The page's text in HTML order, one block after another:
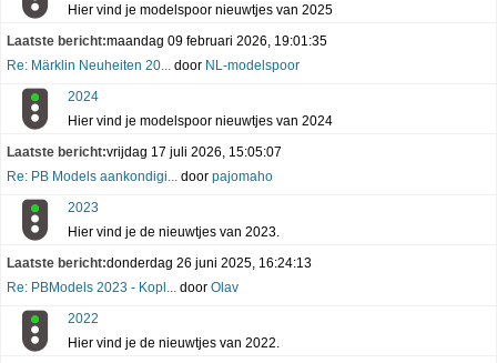
Hier vind je modelspoor nieuwtjes van 2025
Laatste bericht:maandag 09 februari 2026, 19:01:35
Re: Märklin Neuheiten 20... door NL-modelspoor
2024
Hier vind je modelspoor nieuwtjes van 2024
Laatste bericht:vrijdag 17 juli 2026, 15:05:07
Re: PB Models aankondigi... door pajomaho
2023
Hier vind je de nieuwtjes van 2023.
Laatste bericht:donderdag 26 juni 2025, 16:24:13
Re: PBModels 2023 - Kopl... door Olav
2022
Hier vind je de nieuwtjes van 2022.